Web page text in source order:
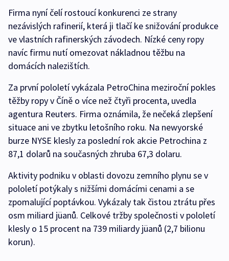
Firma nyní čelí rostoucí konkurenci ze strany
nezávislých rafinerií, která ji tlačí ke snižování produkce
ve vlastních rafinerských závodech. Nízké ceny ropy
navíc firmu nutí omezovat nákladnou těžbu na
domácích nalezištích.
Za první pololetí vykázala PetroChina meziroční pokles
těžby ropy v Číně o více než čtyři procenta, uvedla
agentura Reuters. Firma oznámila, že nečeká zlepšení
situace ani ve zbytku letošního roku. Na newyorské
burze NYSE klesly za poslední rok akcie Petrochina z
87,1 dolarů na současných zhruba 67,3 dolaru.
Aktivity podniku v oblasti dovozu zemního plynu se v
pololetí potýkaly s nižšími domácími cenami a se
zpomalující poptávkou. Vykázaly tak čistou ztrátu přes
osm miliard jüanů. Celkové tržby společnosti v pololetí
klesly o 15 procent na 739 miliardy jüanů (2,7 bilionu
korun).